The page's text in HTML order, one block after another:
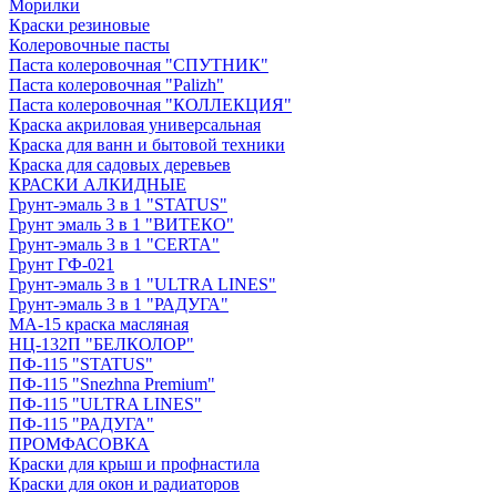
Морилки
Краски резиновые
Колеровочные пасты
Паста колеровочная "СПУТНИК"
Паста колеровочная "Palizh"
Паста колеровочная "КОЛЛЕКЦИЯ"
Краска акриловая универсальная
Краска для ванн и бытовой техники
Краска для садовых деревьев
КРАСКИ АЛКИДНЫЕ
Грунт-эмаль 3 в 1 "STATUS"
Грунт эмаль 3 в 1 "ВИТЕКО"
Грунт-эмаль 3 в 1 "CERTA"
Грунт ГФ-021
Грунт-эмаль 3 в 1 "ULTRA LINES"
Грунт-эмаль 3 в 1 "РАДУГА"
МА-15 краска масляная
НЦ-132П "БЕЛКОЛОР"
ПФ-115 "STATUS"
ПФ-115 "Snezhna Premium"
ПФ-115 "ULTRA LINES"
ПФ-115 "РАДУГА"
ПРОМФАСОВКА
Краски для крыш и профнастила
Краски для окон и радиаторов